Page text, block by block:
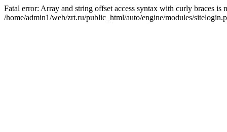
Fatal error: Array and string offset access syntax with curly braces is
/home/admin1/web/zrt.ru/public_html/auto/engine/modules/